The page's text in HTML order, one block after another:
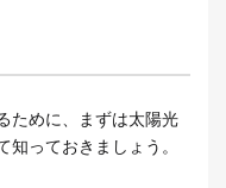
ために、まずは太陽光
っておきましょう。